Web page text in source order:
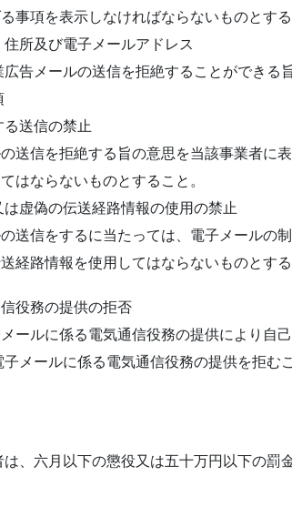
事項を表示しなければならないものとする
所及び電子メールアドレス
告メールの送信を拒絶することができる
送信の禁止
送信を拒絶する旨の意思を当該事業者に
はならないものとすること。
虚偽の伝送経路情報の使用の禁止
送信をするに当たっては、電子メールの
経路情報を使用してはならないものとする
役務の提供の拒否
ールに係る電気通信役務の提供により自
メールに係る電気通信役務の提供を拒む
、六月以下の懲役又は五十万円以下の罰